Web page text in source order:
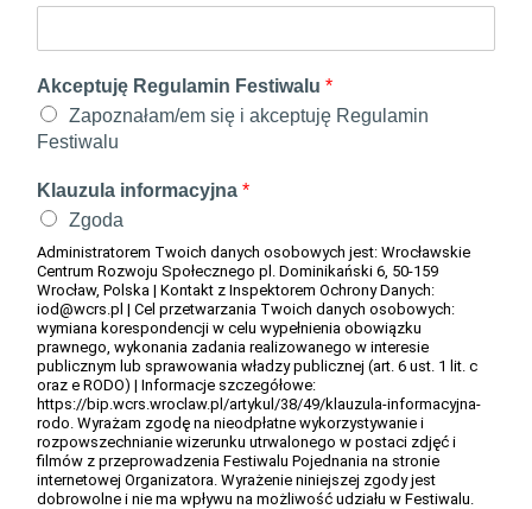
Akceptuję Regulamin Festiwalu *
Zapoznałam/em się i akceptuję Regulamin
Festiwalu
Klauzula informacyjna *
Zgoda
Administratorem Twoich danych osobowych jest: Wrocławskie
Centrum Rozwoju Społecznego pl. Dominikański 6, 50-159
Wrocław, Polska | Kontakt z Inspektorem Ochrony Danych:
iod@wcrs.pl | Cel przetwarzania Twoich danych osobowych:
wymiana korespondencji w celu wypełnienia obowiązku
prawnego, wykonania zadania realizowanego w interesie
publicznym lub sprawowania władzy publicznej (art. 6 ust. 1 lit. c
oraz e RODO) | Informacje szczegółowe:
https://bip.wcrs.wroclaw.pl/artykul/38/49/klauzula-informacyjna-
rodo. Wyrażam zgodę na nieodpłatne wykorzystywanie i
rozpowszechnianie wizerunku utrwalonego w postaci zdjęć i
filmów z przeprowadzenia Festiwalu Pojednania na stronie
internetowej Organizatora. Wyrażenie niniejszej zgody jest
dobrowolne i nie ma wpływu na możliwość udziału w Festiwalu.